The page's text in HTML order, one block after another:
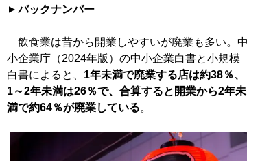
バックナンバー
飲食業は昔から開業しやすいが廃業も多い。中
小企業庁（2024年版）の中小企業白書と小規模
白書によると、 1年未満で廃業する店は約38％、
1～2年未満は26％で、合算すると開業から2年未
満で約64％が廃業している。